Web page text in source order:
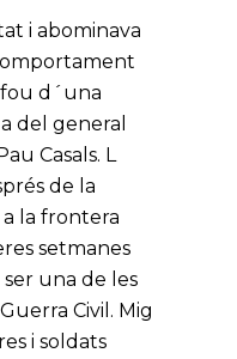
i abominava
d´una
del general
Casals. L
de la
a la frontera
setmanes
una de les
Civil. Mig
i soldats